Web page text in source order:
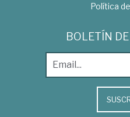
Política
BOLETÍN